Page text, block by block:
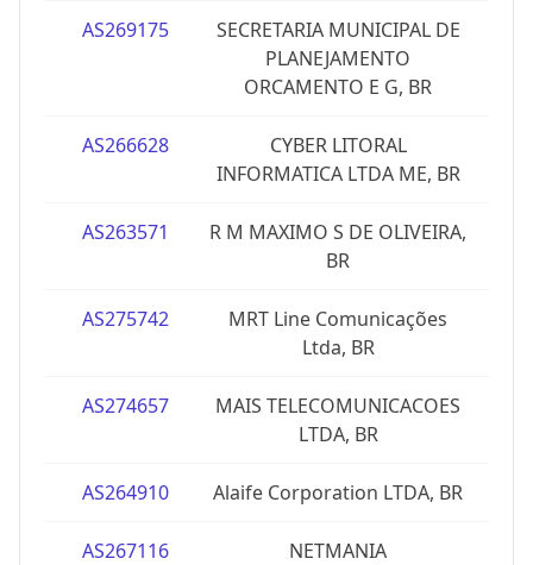
AS269175
SECRETARIA MUNICIPAL DE
PLANEJAMENTO
ORCAMENTO E G, BR
AS266628
CYBER LITORAL
INFORMATICA LTDA ME, BR
AS263571
R M MAXIMO S DE OLIVEIRA,
BR
AS275742
MRT Line Comunicações
Ltda, BR
AS274657
MAIS TELECOMUNICACOES
LTDA, BR
AS264910 Alaife Corporation LTDA, BR
AS267116
NETMANIA